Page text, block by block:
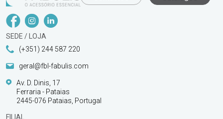
SEDE / LOJA
(+351) 244 587 220
geral@fbl-fabulis.com
Av. D. Dinis, 17
Ferraria - Pataias
2445-076 Pataias, Portugal
FILIAL